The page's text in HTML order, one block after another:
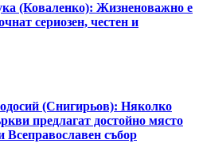
(Коваленко): Жизненоважно е
сериозен, честен и
(Снигирьов): Няколко
предлагат достойно място
Всеправославен събор